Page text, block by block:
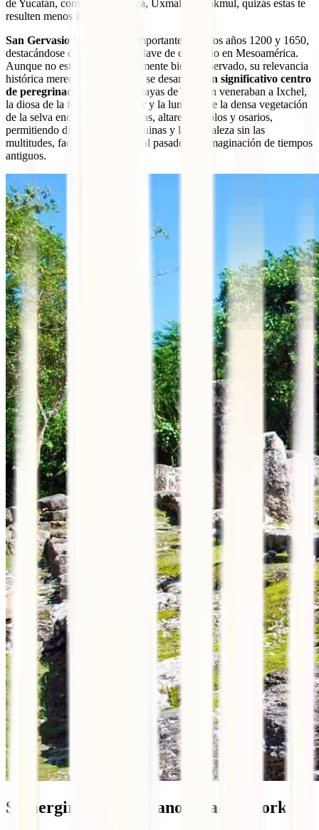
de Yucatán, como Chichén Itzá, Uxmal o Calakmul, quizás estas te
resulten menos impactantes.
San Gervasio fue un centro importante entre los años 1200 y 1650,
destacándose como un punto clave de comercio en Mesoamérica.
Aunque no está extraordinariamente bien conservado, su relevancia
histórica merece la visita. Aquí se desarrolló
un significativo centro
de peregrinación
donde los mayas de Yucatán veneraban a Ixchel,
la diosa de la fertilidad, el amor y la luna. Entre la densa vegetación
de la selva encontrarás viviendas, altares, templos y osarios,
permitiendo disfrutar de estas ruinas y la naturaleza sin las
multitudes, facilitando el viaje al pasado y la imaginación de tiempos
antiguos.
Sumergirse en el océano o hacer snorkel